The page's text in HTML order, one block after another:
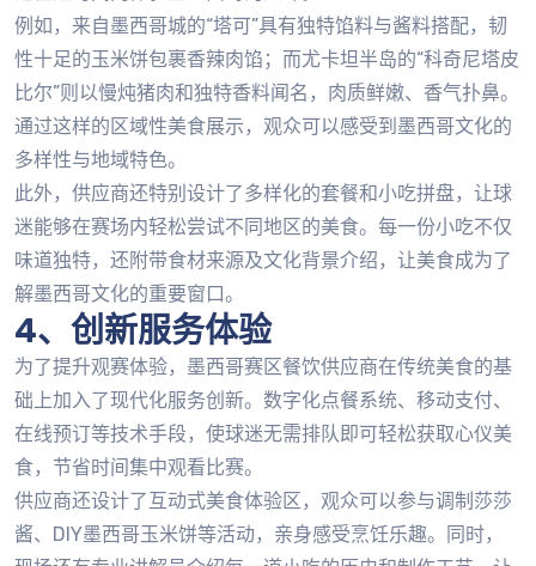
例如，来自墨西哥城的“塔可”具有独特馅料与酱料搭配，韧
性十足的玉米饼包裹香辣肉馅；而尤卡坦半岛的“科奇尼塔皮
比尔”则以慢炖猪肉和独特香料闻名，肉质鲜嫩、香气扑鼻。
通过这样的区域性美食展示，观众可以感受到墨西哥文化的
多样性与地域特色。
此外，供应商还特别设计了多样化的套餐和小吃拼盘，让球
迷能够在赛场内轻松尝试不同地区的美食。每一份小吃不仅
味道独特，还附带食材来源及文化背景介绍，让美食成为了
解墨西哥文化的重要窗口。
4、创新服务体验
为了提升观赛体验，墨西哥赛区餐饮供应商在传统美食的基
础上加入了现代化服务创新。数字化点餐系统、移动支付、
在线预订等技术手段，使球迷无需排队即可轻松获取心仪美
食，节省时间集中观看比赛。
供应商还设计了互动式美食体验区，观众可以参与调制莎莎
酱、DIY墨西哥玉米饼等活动，亲身感受烹饪乐趣。同时，